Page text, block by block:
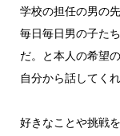
学校の担任の男の
毎日毎日男の子た
だ。と本人の希望
自分から話してくれ
好きなことや挑戦